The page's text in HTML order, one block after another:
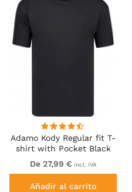
Adamo Kody Regular fit T-
shirt with Pocket Black
De 27,99 € incl. IVA
Añadir al carrito